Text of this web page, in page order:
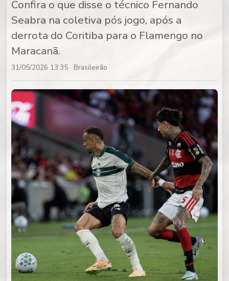
Confira o que disse o técnico Fernando
Seabra na coletiva pós jogo, após a
derrota do Coritiba para o Flamengo no
Maracanã.
31/05/2026 13:35 · Brasileirão